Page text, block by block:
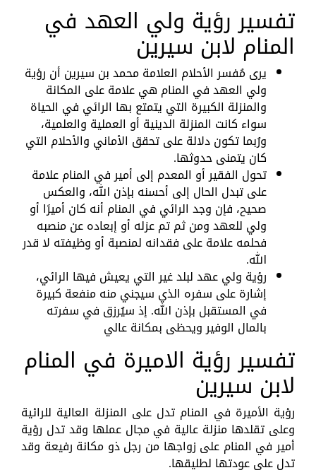
تفسير رؤية ولي العهد في
المنام لابن سيرين
يرى مُفسر الأحلام العلامة محمد بن سيرين أن رؤية
ولي العهد في المنام هي علامة على المكانة
والمنزلة الكبيرة التي يتمتع بها الرائي في الحياة
سواء كانت المنزلة الدينية أو العملية والعلمية،
ورُبما تكون دلالة على تحقق الأماني والأحلام التي
كان يتمنى حدوثها.
تحول الفقير أو المعدم إلى أمير في المنام علامة
على تبدل الحال إلى أحسنه بإذن الله، والعكس
صحيح، فإن وجد الرائي في المنام أنه كان أميرًا أو
ولي للعهد ومن ثم تم عزله أو إبعاده عن منصبه
فحلمه علامة على فقدانه لمنصبة أو وظيفته لا قدر
الله.
رؤية ولي عهد لبلد غير التي يعيش فيها الرائي،
إشارة على سفره الذي سيجني منه منفعة كبيرة
في المستقبل بإذن الله. إذ سيُرزق في سفرته
بالمال الوفير ويحظى بمكانة عالي
تفسير رؤية الاميرة في المنام
لابن سيرين
رؤية الأميرة في المنام تدل على المنزلة العالية للرائية
وعلى تقلدها منزلة عالية في مجال عملها وقد تدل رؤية
أمير في المنام على زواجها من رجل ذو مكانة رفيعة وقد
تدل على عودتها لطليقها.